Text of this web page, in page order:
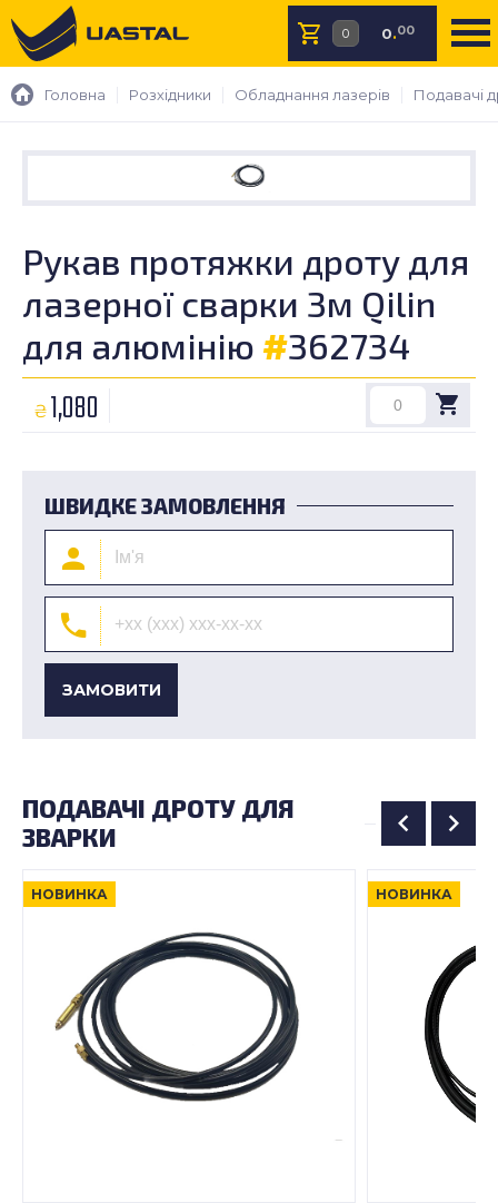
0.00
Головна Розхідники Обладнання лазерів Подавачі
Рукав протяжки дроту для
лазерної сварки 3м Qilin
для алюмінію #362734
₴ 1,080
ШВИДКЕ ЗАМОВЛЕННЯ
ЗАМОВИТИ
ПОДАВАЧІ ДРОТУ ДЛЯ
ЗВАРКИ
НОВИНКА НОВИНКА